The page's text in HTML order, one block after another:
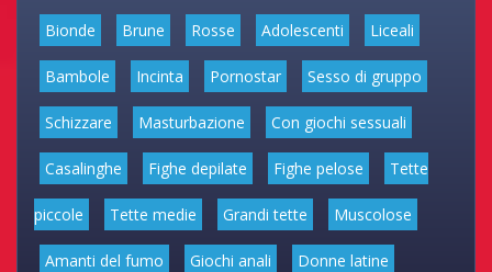
Bionde Brune Rosse Adolescenti Liceali
Bambole Incinta Pornostar Sesso di gruppo
Schizzare Masturbazione Con giochi sessuali
Casalinghe Fighe depilate Fighe pelose Tette
piccole Tette medie Grandi tette Muscolose
Amanti del fumo Giochi anali Donne latine